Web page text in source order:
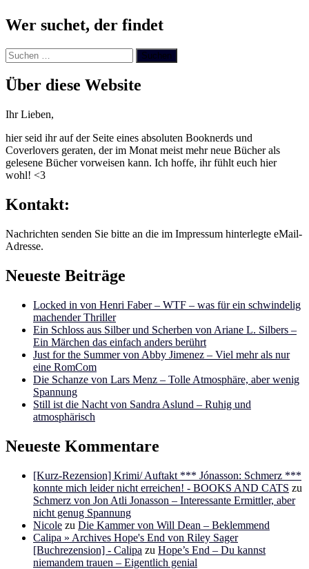
Wer suchet, der findet
Suchen
nach:
Über diese Website
Ihr Lieben,
hier seid ihr auf der Seite eines absoluten Booknerds und
Coverlovers geraten, der im Monat meist mehr neue Bücher als
gelesene Bücher vorweisen kann. Ich hoffe, ihr fühlt euch hier
wohl! <3
Kontakt:
Nachrichten senden Sie bitte an die im Impressum hinterlegte eMail-
Adresse.
Neueste Beiträge
Locked in von Henri Faber – WTF – was für ein schwindelig
machender Thriller
Ein Schloss aus Silber und Scherben von Ariane L. Silbers –
Ein Märchen das einfach anders berührt
Just for the Summer von Abby Jimenez – Viel mehr als nur
eine RomCom
Die Schanze von Lars Menz – Tolle Atmosphäre, aber wenig
Spannung
Still ist die Nacht von Sandra Aslund – Ruhig und
atmosphärisch
Neueste Kommentare
[Kurz-Rezension] Krimi/ Auftakt *** Jónasson: Schmerz ***
konnte mich leider nicht erreichen! - BOOKS AND CATS zu
Schmerz von Jon Atli Jonasson – Interessante Ermittler, aber
nicht genug Spannung
Nicole zu Die Kammer von Will Dean – Beklemmend
Calipa » Archives Hope's End von Riley Sager
[Buchrezension] - Calipa zu Hope’s End – Du kannst
niemandem trauen – Eigentlich genial